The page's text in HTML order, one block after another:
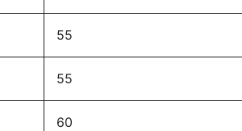
55
55
60